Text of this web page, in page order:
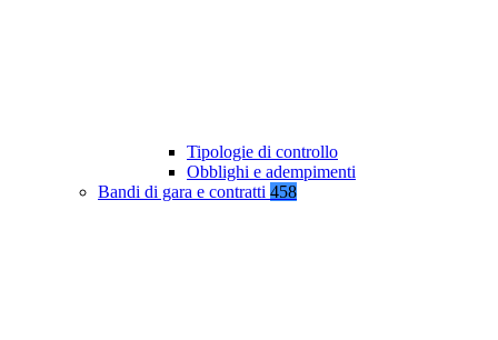
Tipologie di controllo
Obblighi e adempimenti
Bandi di gara e contratti 458